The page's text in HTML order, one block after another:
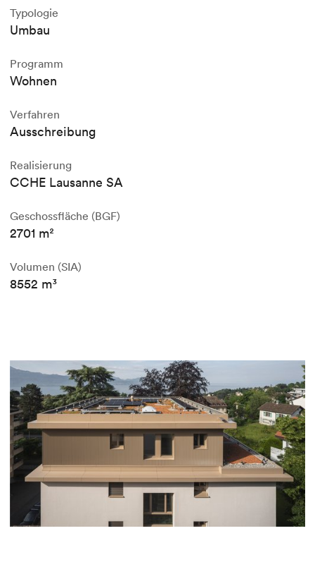
Typologie
Umbau
Programm
Wohnen
Verfahren
Ausschreibung
Realisierung
CCHE Lausanne SA
Geschossfläche (BGF)
2701 m²
Volumen (SIA)
8552 m³